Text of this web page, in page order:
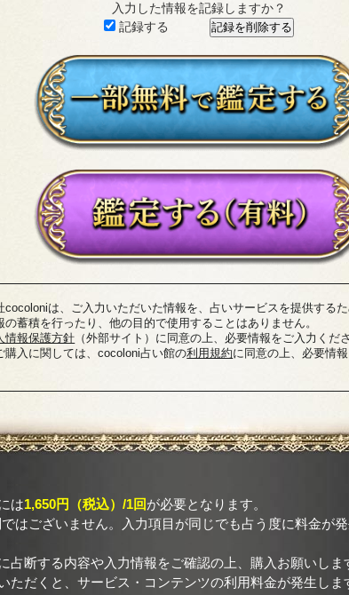
入力した情報を記録しますか？
記録する
cocoloniは、ご入力いただいた情報を、占いサービスを提供する
の蓄積を行ったり、他の目的で使用することはありません。
情報保護方針 （外部サイト）に同意の上、必要情報をご入力くださ
購入に関しては、cocoloni占い館の利用規約に同意の上、必要情
は1,650円（税込）/1回が必要となります。
はございません。入力項目が同じでも占う度に料金が
占断する内容や入力情報をご確認の上、購入お願いしま
ただくと、サービス・コンテンツの利用料金が発生しま